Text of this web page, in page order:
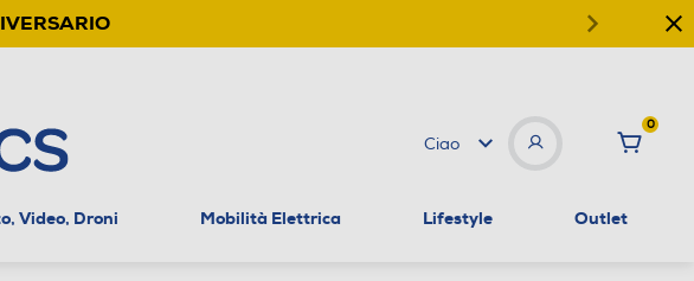
Ciao
0
Video, Droni Mobilità Elettrica Lifestyle Outlet